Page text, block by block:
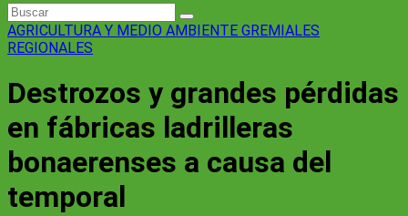
AGRICULTURA Y MEDIO AMBIENTE GREMIALES
REGIONALES
Destrozos y grandes pérdidas
en fábricas ladrilleras
bonaerenses a causa del
temporal